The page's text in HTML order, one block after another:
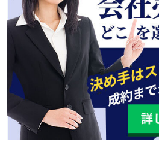
PERの目安は15倍！！
M&A・事業承継のご相談なら